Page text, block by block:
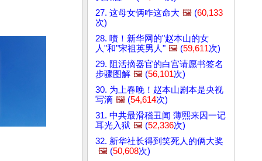
27. 这母女俩咋这命大 🖼️ (60,133
次)
28. 啧！新华网的"赵本山的女
人"和"宋祖英男人" 🖼️ (59,611次)
29. 阻活摘器官的白宫请愿书签名
步骤图解 🖼️ (56,101次)
30. 为上春晚！赵本山剧本是央视
写滴 🖼️ (54,614次)
31. 中共最滑稽丑闻 薄熙来因一记
耳光入狱 🖼️ (52,336次)
32. 新华社长得到笑死人的俩大奖
🖼️ (50,608次)